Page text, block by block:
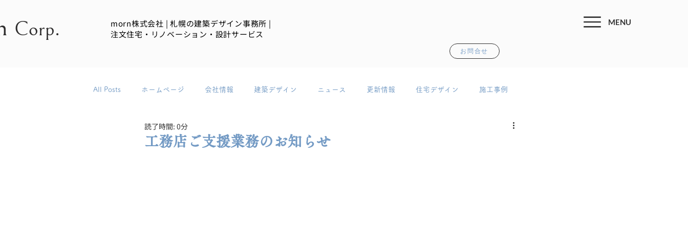
Corp.
morn株式会社 | 札幌の建築デザイン事務所 |
注文住宅・リノベーション・設計サービス
お問合せ
MENU
All Posts ホームページ 会社情報 建築デザイン ニュース 更新情報 住宅デザイン 施工事例
工務店ご支援業務のお知らせ
読了時間: 0分